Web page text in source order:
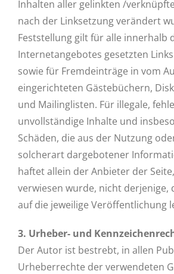
Inhalten aller gelinkten /
nach der Linksetzung verändert
Feststellung gilt für alle innerhalb
Internetangebotes gesetzten
sowie für Fremdeinträge in vom
eingerichteten Gästebüchern,
und Mailinglisten. Für illegale,
unvollständige Inhalte und
Schäden, die aus der Nutzung
solcherart dargebotener
haftet allein der Anbieter der
verwiesen wurde, nicht derjenige,
auf die jeweilige Veröffentlichung
3. Urheber- und
Der Autor ist bestrebt, in allen
Urheberrechte der verwendeten